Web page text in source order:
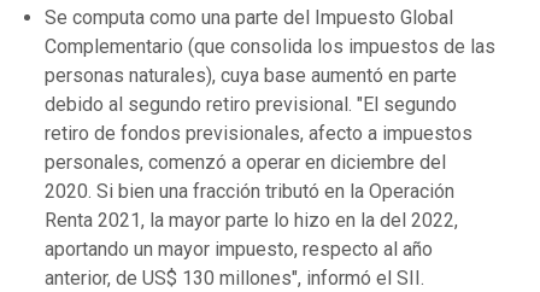
Se computa como una parte del Impuesto Global
Complementario (que consolida los impuestos de las
personas naturales), cuya base aumentó en parte
debido al segundo retiro previsional. "El segundo
retiro de fondos previsionales, afecto a impuestos
personales, comenzó a operar en diciembre del
2020. Si bien una fracción tributó en la Operación
Renta 2021, la mayor parte lo hizo en la del 2022,
aportando un mayor impuesto, respecto al año
anterior, de US$ 130 millones", informó el SII.